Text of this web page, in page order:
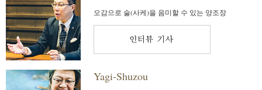
오감으로 술(사케)을 음미할 수 있는 양조장
Yagi-Shuzou